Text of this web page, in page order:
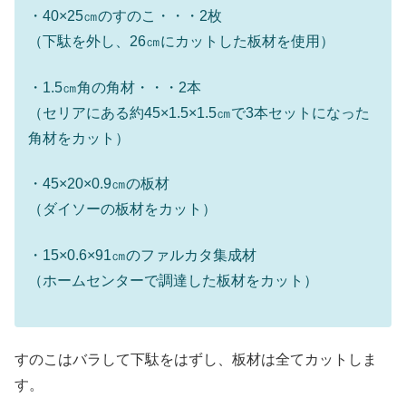
・40×25㎝のすのこ・・・2枚
（下駄を外し、26㎝にカットした板材を使用）
・1.5㎝角の角材・・・2本
（セリアにある約45×1.5×1.5㎝で3本セットになった
角材をカット）
・45×20×0.9㎝の板材
（ダイソーの板材をカット）
・15×0.6×91㎝のファルカタ集成材
（ホームセンターで調達した板材をカット）
すのこはバラして下駄をはずし、板材は全てカットしま
す。